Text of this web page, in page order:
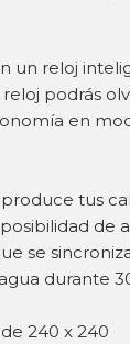
un reloj
podrás
en
tus
se
durante
240 x 240